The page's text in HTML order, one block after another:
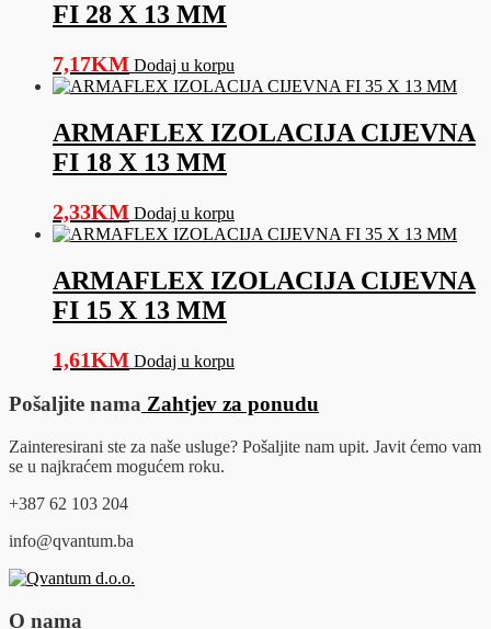
FI 28 X 13 MM
7,17KM Dodaj u korpu
ARMAFLEX IZOLACIJA CIJEVNA
FI 18 X 13 MM
2,33KM Dodaj u korpu
ARMAFLEX IZOLACIJA CIJEVNA
FI 15 X 13 MM
1,61KM Dodaj u korpu
Pošaljite nama Zahtjev za ponudu
Zainteresirani ste za naše usluge? Pošaljite nam upit. Javit ćemo vam
se u najkraćem mogućem roku.
+387 62 103 204
info@qvantum.ba
O nama